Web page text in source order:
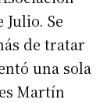
Se
de tratar
una sola
Martín